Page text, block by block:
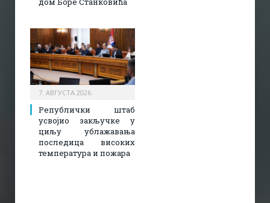
7. АВГУСТА 2026.
Републички штаб
усвојио закључке у
циљу ублажавања
последица високих
температура и пожара​